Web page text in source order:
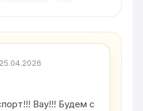
25.04.2026
Вау!!! Будем с